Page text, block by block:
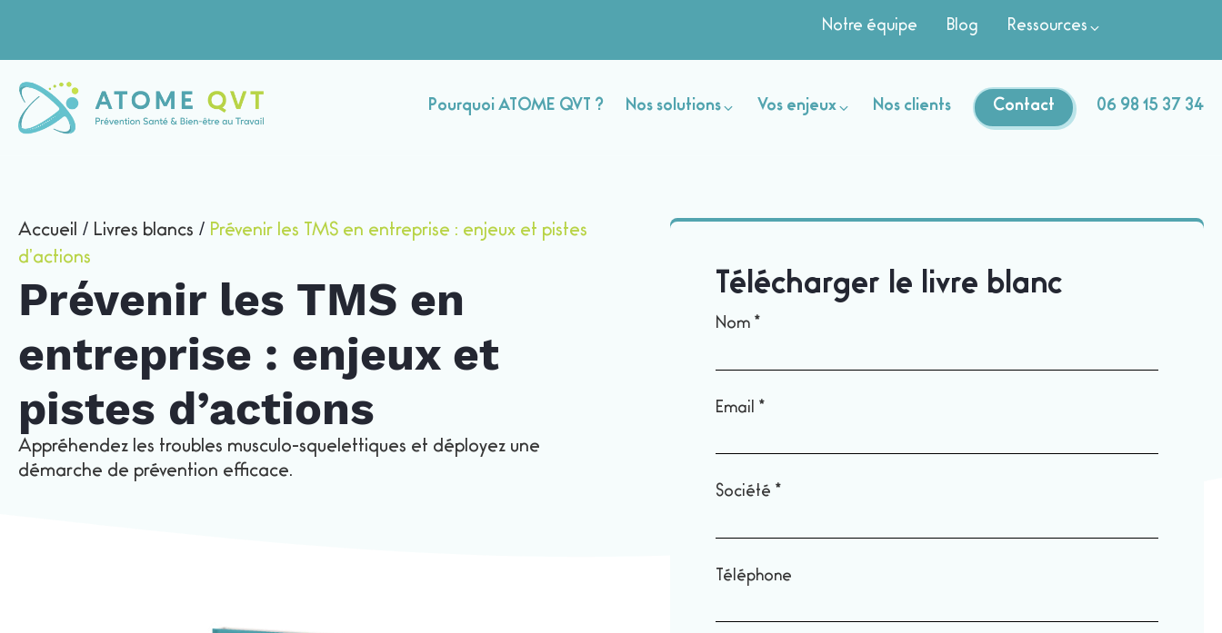
Notre équipe Blog Ressources
Pourquoi ATOME QVT ? Nos solutions Vos enjeux Nos clients Contact 06 98 15 37 34
Accueil / Livres blancs / Prévenir les TMS en entreprise : enjeux et pistes
d’actions
Prévenir les TMS en
entreprise : enjeux et
pistes d’actions
Appréhendez les troubles musculo-squelettiques et déployez une
démarche de prévention efficace.
Télécharger le livre blanc
Livre
les TMS
Nom
Email
Société
Téléphone